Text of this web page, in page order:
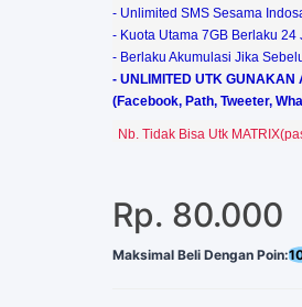
- Unlimited SMS Sesama
- Kuota Utama 7GB Berlaku
- Berlaku Akumulasi Jika
- UNLIMITED UTK GUNAKAN
(Facebook, Path, Tweeter,
Nb. Tidak Bisa Utk
Rp. 80.000
Maksimal Beli Dengan Poin: